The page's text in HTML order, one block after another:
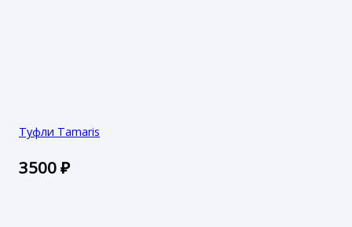
Туфли Tamaris
3500₽